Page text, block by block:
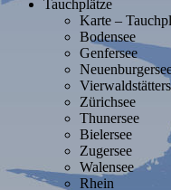
Tauchplätze
Karte –
Bodensee
Genfersee
Zürichsee
Thunersee
Bielersee
Zugersee
Walensee
Rhein